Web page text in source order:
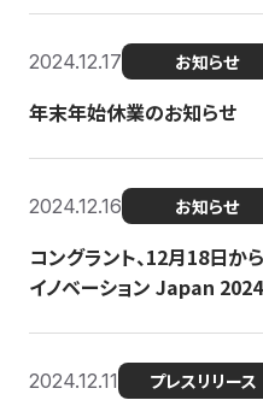
2024.12.17 お知らせ
年末年始休業のお知らせ
2024.12.16 お知らせ
コングラント、12月18日か
イノベーション Japan
2024.12.11 プレスリリース